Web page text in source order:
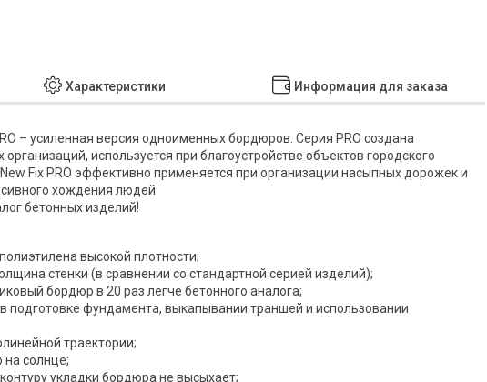
Характеристики Информация для заказа
– усиленная версия одноименных бордюров. Серия PRO создана
используется при благоустройстве объектов городского
Fix PRO эффективно применяется при организации насыпных дорожек и
хождения людей.
бетонных изделий!
высокой плотности;
стенки (в сравнении со стандартной серией изделий);
бордюр в 20 раз легче бетонного аналога;
подготовке фундамента, выкапывании траншей и использовании
траектории;
на солнце;
укладки бордюра не высыхает;